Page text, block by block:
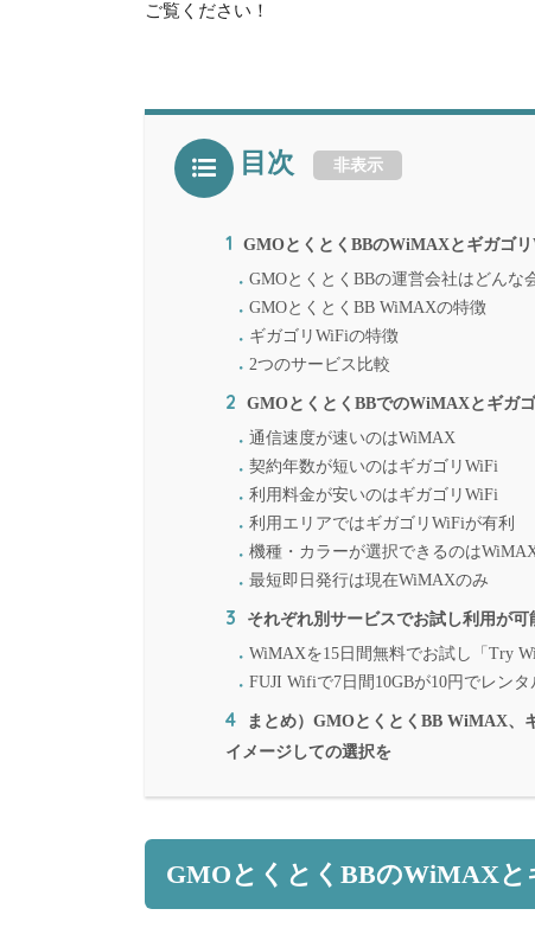
ご覧ください！
目次 非表示
1 GMOとくとくBBのWiMAXとギガゴ
GMOとくとくBBの運営会社はどんな
GMOとくとくBB WiMAXの特徴
ギガゴリWiFiの特徴
2つのサービス比較
2 GMOとくとくBBでのWiMAXとギガ
通信速度が速いのはWiMAX
契約年数が短いのはギガゴリWiFi
利用料金が安いのはギガゴリWiFi
利用エリアではギガゴリWiFiが有利
機種・カラーが選択できるのは
最短即日発行は現在WiMAXのみ
3 それぞれ別サービスでお試し利用が可
WiMAXを15日間無料でお試し「Try
FUJI Wifiで7日間10GBが10円でレン
4
まとめ）GMOとくとくBB WiMAX、
イメージしての選択を
GMOとくとくBBのWiMAXと